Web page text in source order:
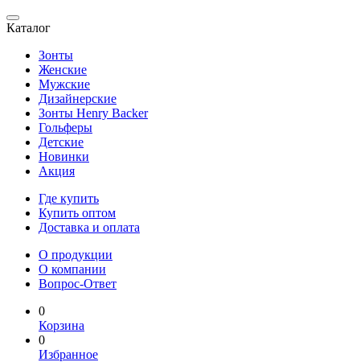
Каталог
Зонты
Женские
Мужские
Дизайнерские
Зонты Henry Backer
Гольферы
Детские
Новинки
Акция
Где купить
Купить оптом
Доставка и оплата
О продукции
О компании
Вопрос-Ответ
0
Корзина
0
Избранное